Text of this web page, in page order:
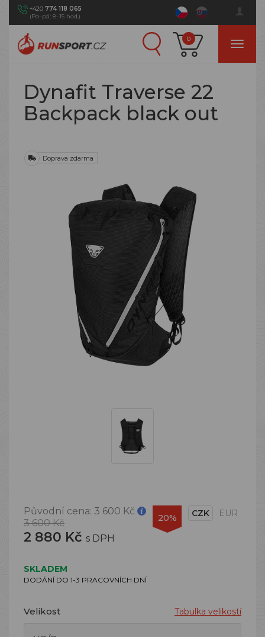
+420 774 118 065
(Po–pá: 8–15 hod.)
0
Dynafit Traverse 22
Backpack black out
Doprava zdarma
Původní cena: 3 600 Kč
3 600 Kč
2 880 Kč s DPH
20% CZK EUR
SKLADEM
DODÁNÍ DO 1-3 PRACOVNÍCH DNÍ
Velikost Tabulka velikostí